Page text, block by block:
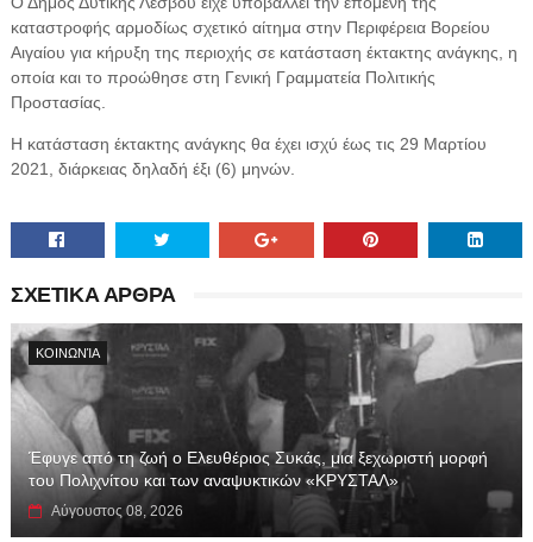
καταστροφής αρμοδίως σχετικό αίτημα στην Περιφέρεια Βορείου
Αιγαίου για κήρυξη της περιοχής σε κατάσταση έκτακτης ανάγκης, η
οποία και το προώθησε στη Γενική Γραμματεία Πολιτικής
Προστασίας.
Η κατάσταση έκτακτης ανάγκης θα έχει ισχύ έως τις 29 Μαρτίου
2021, διάρκειας δηλαδή έξι (6) μηνών.
ΣΧΕΤΙΚΑ ΑΡΘΡΑ
ΚΟΙΝΩΝΊΑ
Έφυγε από τη ζωή ο Ελευθέριος Συκάς, μια ξεχωριστή μορφή
του Πολιχνίτου και των αναψυκτικών «ΚΡΥΣΤΑΛ»
Αύγουστος 08, 2026